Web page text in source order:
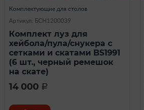
Комплектующие для столов
Артикул: БСН1200039
Комплект луз для
хейбола/пула/снукера с
сетками и скатами BS1991
(6 шт., черный ремешок
на скате)
14 000 a